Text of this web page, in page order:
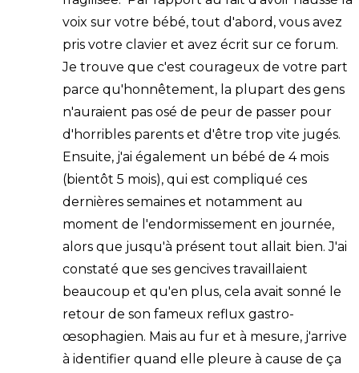
voix sur votre bébé, tout d'abord, vous avez
pris votre clavier et avez écrit sur ce forum.
Je trouve que c'est courageux de votre part
parce qu'honnêtement, la plupart des gens
n'auraient pas osé de peur de passer pour
d'horribles parents et d'être trop vite jugés.
Ensuite, j'ai également un bébé de 4 mois
(bientôt 5 mois), qui est compliqué ces
dernières semaines et notamment au
moment de l'endormissement en journée,
alors que jusqu'à présent tout allait bien. J'ai
constaté que ses gencives travaillaient
beaucoup et qu'en plus, cela avait sonné le
retour de son fameux reflux gastro-
œsophagien. Mais au fur et à mesure, j'arrive
à identifier quand elle pleure à cause de ça